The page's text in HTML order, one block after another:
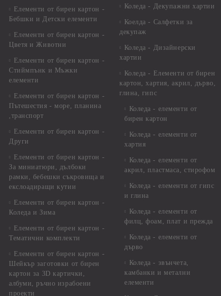
Елементи от бирен картон -
Бебшки и Детски елементи
Елементи от бирен картон -
Цветя и Животни
Елементи от бирен картон -
Стиймпънк и Мъжки
елементи
Елементи от бирен картон -
Пътешестия - море, планина
,транспорт
Елементи от бирен картон -
Други
Елементи от бирен картон -
За миниатюри, дълбоки
рамки, бебешки съкровища и
екслоадиращи кутии
Елементи от бирен картон -
Коледа и Зима
Елементи от бирен картон -
Тематични комплекти
Елементи от бирен картон -
Шейкър заготовки от бирен
картон за 3D картички,
албуми, ръчно израбоени
проекти
Коледа - Декупажни хартии
Коелда - Салфетки за
декупаж
Коледа - Дизайнерски
хартии
Коледа - Eлементи от бирен
картон, хартия, акрил, дърво,
глина, гипс
Коледа - елементи от
бирен картон
Коледа - елементи от
хартия
Коледа - елементи от
акрил, пластмаса, стирофом
Коледа - елементи от гипс
и глина
Коледа - елементи от
филц, фоам, плат и прежда
Коледа - елементи от
дърво
Коледа - звънчета,
камбанки и метални
елементи